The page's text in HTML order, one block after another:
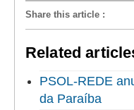
Share this article :
Related
PSOL-REDE
da Paraíba